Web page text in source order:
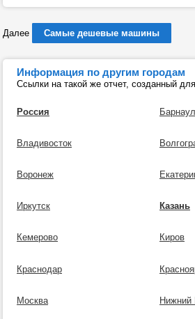
Далее Самые дешевые машины
Информация по другим городам
Ссылки на такой же отчет, созданный
Россия Барнаул
Владивосток
Воронеж
Иркутск Казань
Кемерово Киров
Краснодар
Москва Нижний